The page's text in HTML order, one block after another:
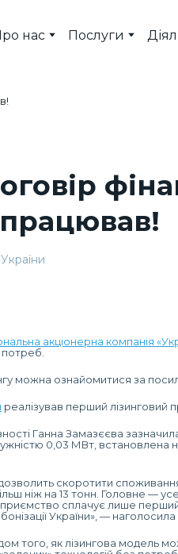
нас Послуги
акціонерна компанія
потреб.
можна ознайомитися за
реалізував перший лізинговий
Ганна Замазєєва
0,03 МВт, встановлена
скоротити
ніж на 13 тонн. Головне —
сплачує лише
України», — наголосила
того, як лізингова модель